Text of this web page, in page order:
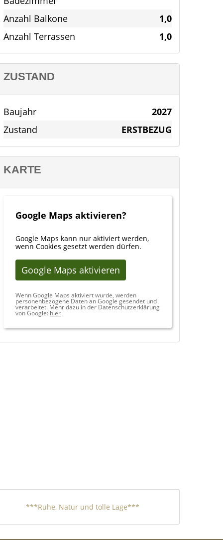
Anzahl Balkone
1,0
Anzahl Terrassen
1,0
ZUSTAND
Baujahr
2027
Zustand
ERSTBEZUG
KARTE
Google Maps aktivieren?
Google Maps kann nur aktiviert werden,
wenn Cookies gesetzt werden dürfen.
Google Maps aktivieren
Wenn Google Maps aktiviert wurde, werden
personenbezogene Daten an Google gesendet und
verarbeitet. Mehr dazu in der Datenschutzerklärung
von Google: hier
***Ruhe, Natur und tolle Lage***